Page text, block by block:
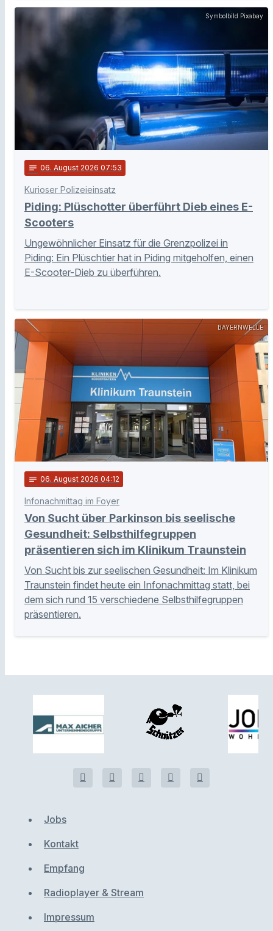
Symbolbild Pixabay
notes 06. August 2026 07:53
Kurioser Polizeieinsatz
Piding: Plüschotter überführt Dieb eines E-
Scooters
Ungewöhnlicher Einsatz für die Grenzpolizei in
Piding: Ein Plüschtier hat in Piding mitgeholfen, einen
E-Scooter-Dieb zu überführen.
BAYERNWELLE
notes 06. August 2026 04:12
Infonachmittag im Foyer
Von Sucht über Parkinson bis seelische
Gesundheit: Selbsthilfegruppen
präsentieren sich im Klinikum Traunstein
Von Sucht bis zur seelischen Gesundheit: Im Klinikum
Traunstein findet heute ein Infonachmittag statt, bei
dem sich rund 15 verschiedene Selbsthilfegruppen
präsentieren.
Jobs
Kontakt
Empfang
Radioplayer & Stream
Impressum